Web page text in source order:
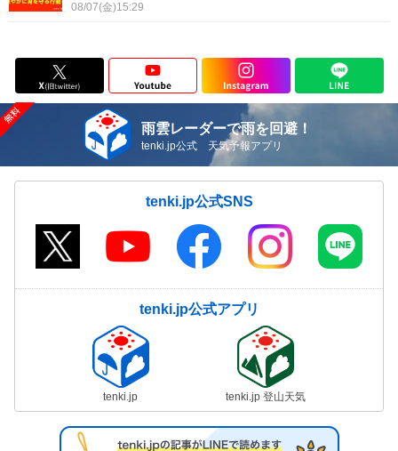
08/07(金)15:29
雨雲レーダーで雨を回避！
tenki.jp公式 天気予報アプリ
tenki.jp公式SNS
tenki.jp公式アプリ
tenki.jp tenki.jp 登山天気